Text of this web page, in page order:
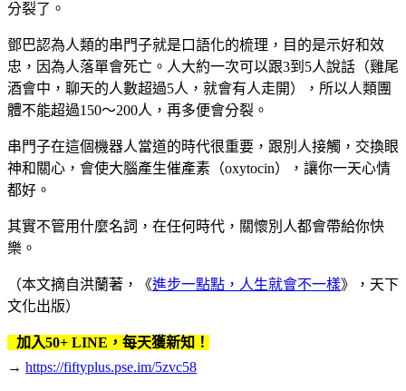
分裂了。
鄧巴認為人類的串門子就是口語化的梳理，目的是示好和效
忠，因為人落單會死亡。人大約一次可以跟3到5人說話（雞尾
酒會中，聊天的人數超過5人，就會有人走開），所以人類團
體不能超過150～200人，再多便會分裂。
串門子在這個機器人當道的時代很重要，跟別人接觸，交換眼
神和關心，會使大腦產生催產素（oxytocin），讓你一天心情
都好。
其實不管用什麼名詞，在任何時代，關懷別人都會帶給你快
樂。
（本文摘自洪蘭著，《進步一點點，人生就會不一樣》，天下
文化出版）
加入50+ LINE，每天獲新知！
→ https://fiftyplus.pse.im/5zvc58